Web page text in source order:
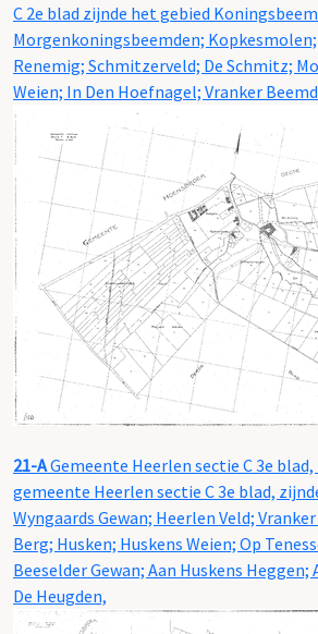
C 2e blad zijnde het gebied
Morgenkoningsbeemden;
Renemig; Schmitzerveld; De Schmitz;
Weien; In Den Hoefnagel; Vranker
21-AGemeente Heerlen sectie C 3e
gemeente Heerlen sectie C 3e blad,
Wyngaards Gewan; Heerlen Veld;
Berg; Husken; Huskens Weien; Op
Beeselder Gewan; Aan Huskens Heggen;
De Heugden,